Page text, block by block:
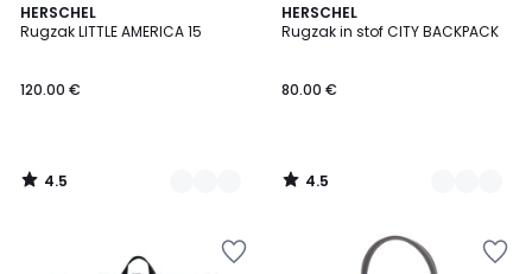
HERSCHEL
Rugzak LITTLE AMERICA 15
120.00 €
4.5
/ 5
4
Kleuren
4.5
/
HERSCHEL
Rugzak in stof CITY BACKPACK
80.00 €
4.5
/ 5
3
Kleuren
4.5
/